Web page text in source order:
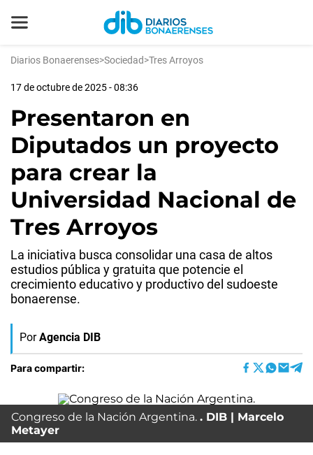
Diarios Bonaerenses>Sociedad>Tres Arroyos
17 de octubre de 2025 - 08:36
Presentaron en
Diputados un proyecto
para crear la
Universidad Nacional de
Tres Arroyos
La iniciativa busca consolidar una casa de altos
estudios pública y gratuita que potencie el
crecimiento educativo y productivo del sudoeste
bonaerense.
Por Agencia DIB
Para compartir:
Congreso de la Nación Argentina.
DIB | Marcelo
Metayer